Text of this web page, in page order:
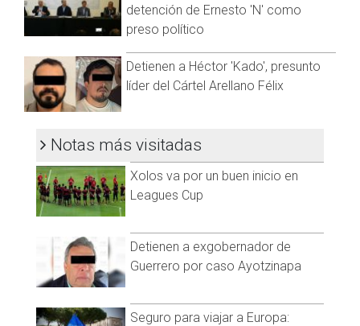
detención de Ernesto 'N' como
preso político
Detienen a Héctor 'Kado', presunto
líder del Cártel Arellano Félix
Notas más visitadas
Xolos va por un buen inicio en
Leagues Cup
Detienen a exgobernador de
Guerrero por caso Ayotzinapa
Seguro para viajar a Europa: